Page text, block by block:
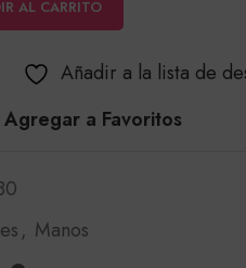
AL CARRITO
Añadir a la lista de
Agregar a Favoritos
, Manos